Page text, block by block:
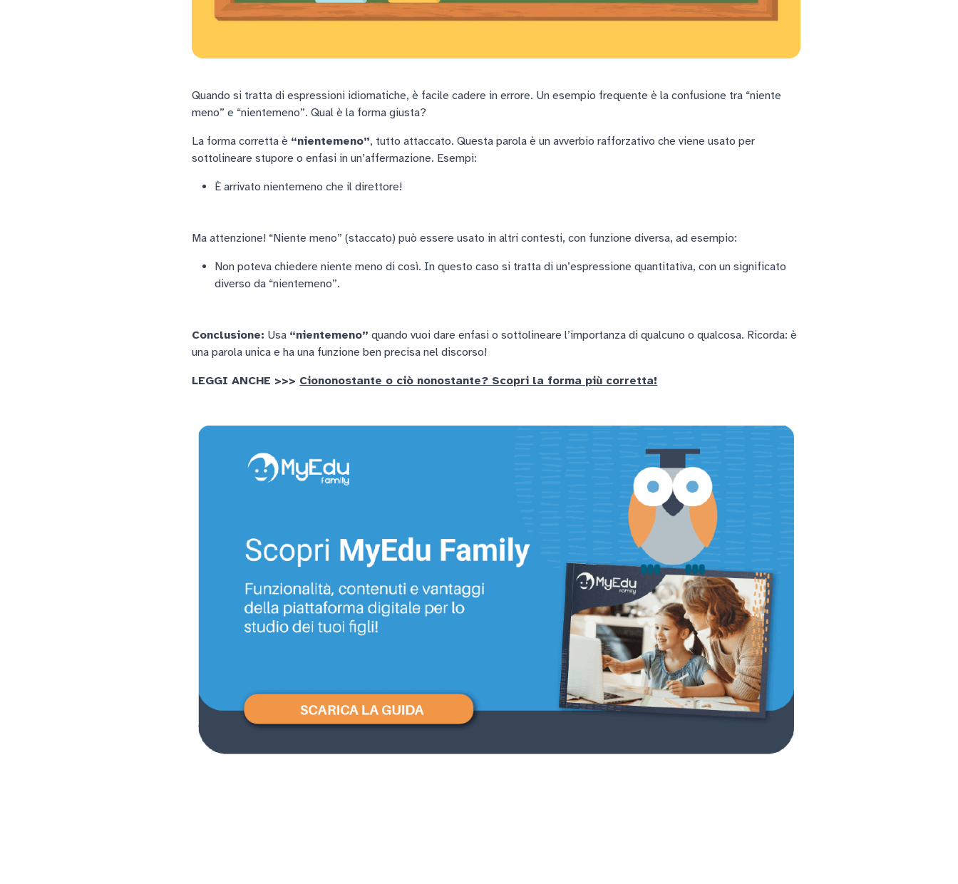
Quando si tratta di espressioni idiomatiche, è facile cadere in errore. Un esempio frequente è la confusione tra “niente
meno” e “nientemeno”. Qual è la forma giusta?
La forma corretta è “nientemeno”, tutto attaccato. Questa parola è un avverbio rafforzativo che viene usato per
sottolineare stupore o enfasi in un’affermazione. Esempi:
È arrivato nientemeno che il direttore!
Ma attenzione! “Niente meno” (staccato) può essere usato in altri contesti, con funzione diversa, ad esempio:
Non poteva chiedere niente meno di così. In questo caso si tratta di un’espressione quantitativa, con un significato
diverso da “nientemeno”.
Conclusione: Usa “nientemeno” quando vuoi dare enfasi o sottolineare l’importanza di qualcuno o qualcosa. Ricorda: è
una parola unica e ha una funzione ben precisa nel discorso!
LEGGI ANCHE >>> Ciononostante o ciò nonostante? Scopri la forma più corretta!